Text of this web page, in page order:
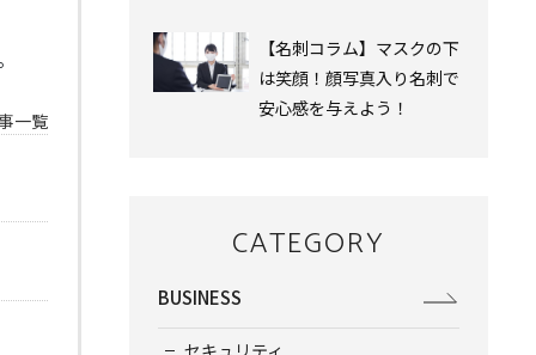
一覧
【名刺コラム】マスクの下
は笑顔！顔写真入り名刺で
安心感を与えよう！
CATEGORY
BUSINESS
セキュリティ